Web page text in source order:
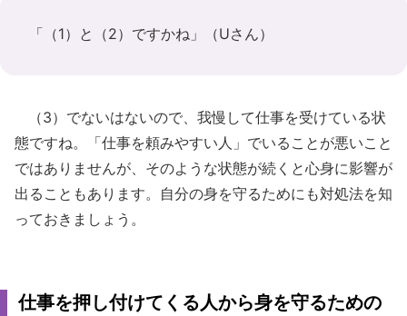
「（1）と（2）ですかね」（Uさん）
（3）でないはないので、我慢して仕事を受けている状
態ですね。「仕事を頼みやすい人」でいることが悪いこと
ではありませんが、そのような状態が続くと心身に影響が
出ることもあります。自分の身を守るためにも対処法を知
っておきましょう。
仕事を押し付けてくる人から身を守るための